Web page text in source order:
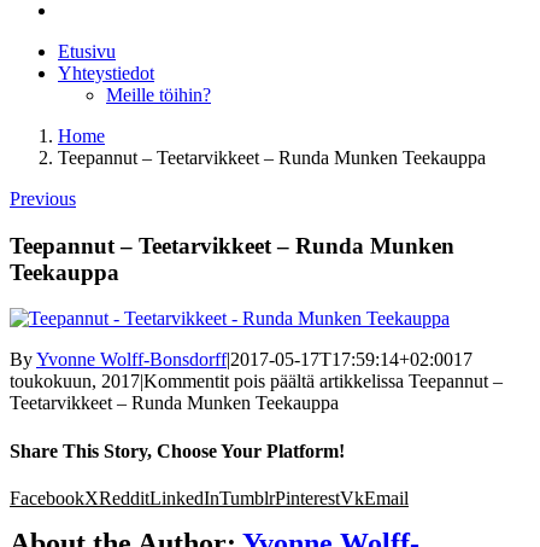
Etusivu
Yhteystiedot
Meille töihin?
Home
Teepannut – Teetarvikkeet – Runda Munken Teekauppa
Previous
Teepannut – Teetarvikkeet – Runda Munken
Teekauppa
ByYvonne Wolff-Bonsdorff|2017-05-17T17:59:14+02:0017
toukokuun, 2017|Kommentit pois päältä artikkelissa Teepannut –
Teetarvikkeet – Runda Munken Teekauppa
Share This Story, Choose Your Platform!
FacebookXRedditLinkedInTumblrPinterestVkEmail